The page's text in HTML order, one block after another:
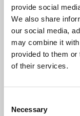
provide social
We also share
our social media,
may combine it
provided to them
of their services.
Selection
Necessary
ZF Lemförder
ZF Lemförder
Integration